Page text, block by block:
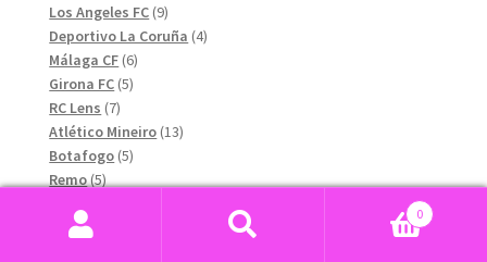
produkter
Los Angeles FC 99
produkter
Deportivo La Coruña 44
Málaga CF 66
Girona FC 55
RC Lens 77
produkter
Atlético Mineiro 1313
Botafogo 55
Remo 55
New York Red Bulls
0